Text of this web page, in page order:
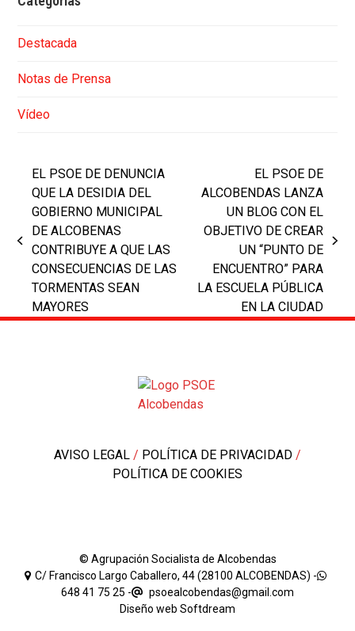
Destacada
Notas de Prensa
Vídeo
previous
post:
EL PSOE DE DENUNCIA
QUE LA DESIDIA DEL
GOBIERNO MUNICIPAL
DE ALCOBENAS
CONTRIBUYE A QUE LAS
CONSECUENCIAS DE LAS
TORMENTAS SEAN
MAYORES
post:
EL PSOE DE
ALCOBENDAS LANZA
UN BLOG CON EL
OBJETIVO DE CREAR
UN “PUNTO DE
ENCUENTRO” PARA
LA ESCUELA PÚBLICA
EN LA CIUDAD
AVISO LEGAL / POLÍTICA DE PRIVACIDAD /
POLÍTICA DE COOKIES
© Agrupación Socialista de Alcobendas
C/ Francisco Largo Caballero, 44 (28100 ALCOBENDAS) -
648 41 75 25 -
psoealcobendas@gmail.com
Diseño web Softdream